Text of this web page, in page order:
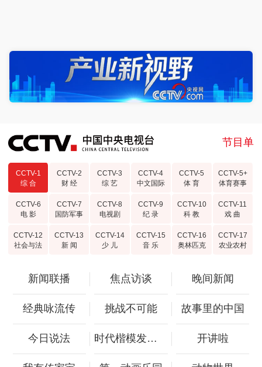
节目单
CCTV-1
综 合
CCTV-2
财 经
CCTV-3
综 艺
CCTV-4
中文国际
CCTV-5
体 育
CCTV-5+
体育赛事
CCTV-6
电 影
CCTV-7
国防军事
CCTV-8
电视剧
CCTV-9
纪 录
CCTV-10
科 教
CCTV-11
戏 曲
CCTV-12
社会与法
CCTV-13
新 闻
CCTV-14
少 儿
CCTV-15
音 乐
CCTV-16
奥林匹克
CCTV-17
农业农村
新闻联播 焦点访谈 晚间新闻
经典咏流传 挑战不可能 故事里的中国
今日说法 时代楷模发布厅 开讲啦